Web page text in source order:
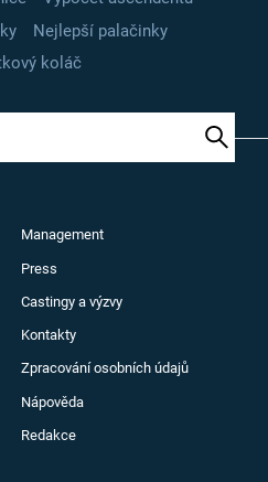
Nejlepší palačinky
koláč
Management
Press
Castingy a výzvy
Kontakty
Zpracování osobních údajů
Nápověda
Redakce